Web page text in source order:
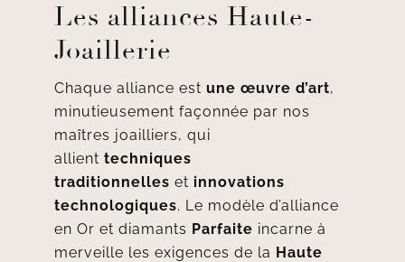
Les alliances Haute-
Joaillerie
Chaque alliance est une œuvre d’art,
minutieusement façonnée par nos
maîtres joailliers, qui
allient techniques
traditionnelles et innovations
technologiques. Le modèle d’alliance
en Or et diamants Parfaite incarne à
merveille les exigences de la Haute